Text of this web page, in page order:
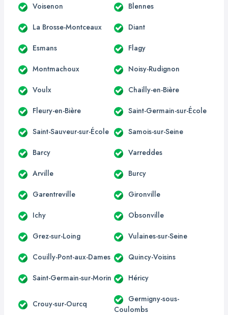
Voisenon Blennes
La Brosse-Montceaux Diant
Esmans Flagy
Montmachoux Noisy-Rudignon
Voulx Chailly-en-Bière
Fleury-en-Bière Saint-Germain-sur-École
Saint-Sauveur-sur-École Samois-sur-Seine
Barcy Varreddes
Arville Burcy
Garentreville Gironville
Ichy Obsonville
Grez-sur-Loing Vulaines-sur-Seine
Couilly-Pont-aux-Dames Quincy-Voisins
Saint-Germain-sur-Morin Héricy
Crouy-sur-Ourcq
Germigny-sous-
Coulombs